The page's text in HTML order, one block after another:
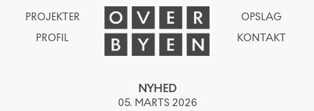
PROJEKTER
PROFIL
OPSLAG
KONTAKT
NYHED
05. MARTS 2026